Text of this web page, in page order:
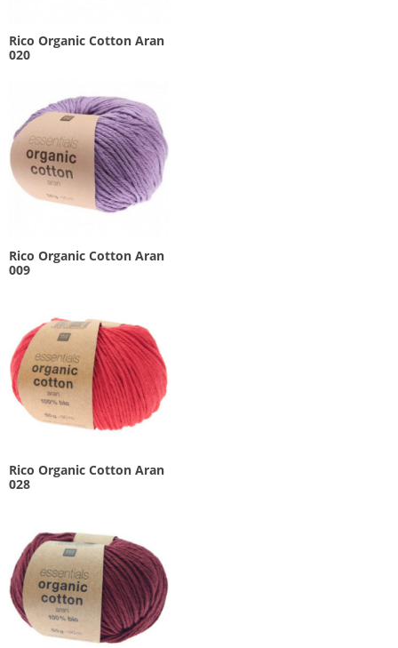
Rico Organic Cotton Aran
020
Rico Organic Cotton Aran
009
Rico Organic Cotton Aran
028